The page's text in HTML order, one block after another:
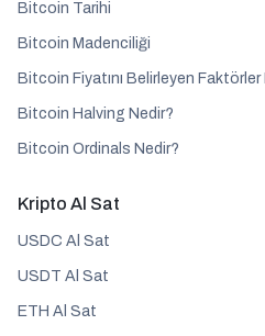
Bitcoin Tarihi
Bitcoin Madenciliği
Bitcoin Fiyatını Belirleyen Faktörler
Bitcoin Halving Nedir?
Bitcoin Ordinals Nedir?
Kripto Al Sat
USDC Al Sat
USDT Al Sat
ETH Al Sat